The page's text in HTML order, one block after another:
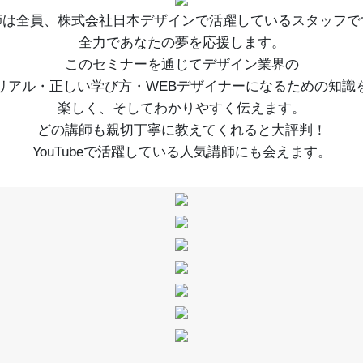
全員、株式会社日本デザインで活躍しているスタッフ
全力であなたの夢を応援します。
このセミナーを通じてデザイン業界の
アル・正しい学び方・WEBデザイナーになるための知識
楽しく、そしてわかりやすく伝えます。
どの講師も親切丁寧に教えてくれると大評判！
YouTubeで活躍している人気講師にも会えます。